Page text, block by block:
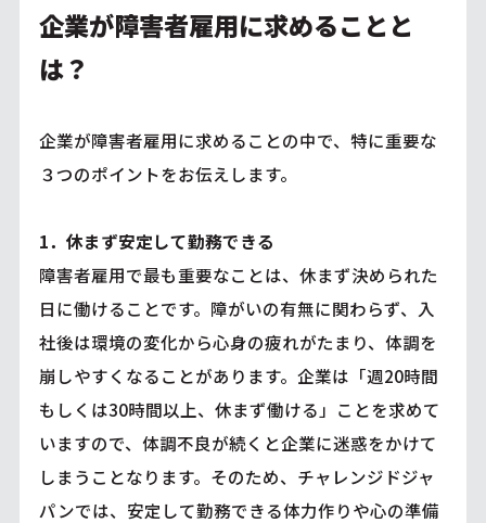
企業が障害者雇用に求めることと
は？
企業が障害者雇用に求めることの中で、特に重要な
３つのポイントをお伝えします。
1．休まず安定して勤務できる
障害者雇用で最も重要なことは、休まず決められた
日に働けることです。障がいの有無に関わらず、入
社後は環境の変化から心身の疲れがたまり、体調を
崩しやすくなることがあります。企業は「週20時間
もしくは30時間以上、休まず働ける」ことを求めて
いますので、体調不良が続くと企業に迷惑をかけて
しまうことなります。そのため、チャレンジドジャ
パンでは、安定して勤務できる体力作りや心の準備